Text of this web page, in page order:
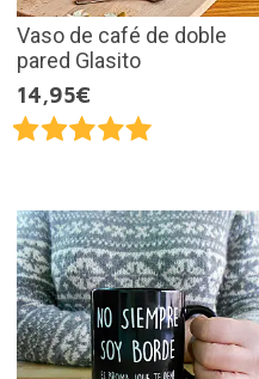
Vaso de café de doble
pared Glasito
14,95€